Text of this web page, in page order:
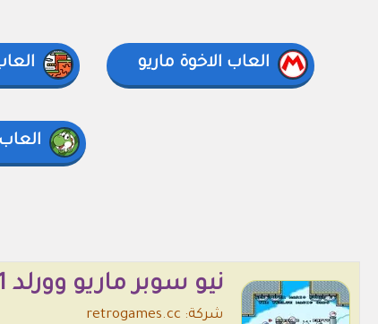
العاب الاخوة ماريو
نيو سوبر ماريو وورلد 1: الأجرام السماوية الاثني عشر الس� 🍄🌟🏰
شركة: retrogames.cc